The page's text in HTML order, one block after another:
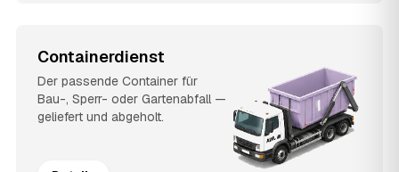
Containerdienst
Der passende Container für
Bau-, Sperr- oder Gartenabfall —
geliefert und abgeholt.